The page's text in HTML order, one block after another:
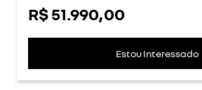
R$ 51.990,00
Estou Interessado